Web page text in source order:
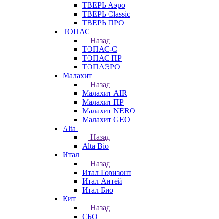
ТВЕРЬ Аэро
ТВЕРЬ Classic
ТВЕРЬ ПРО
ТОПАС
Назад
ТОПАС-С
ТОПАС ПР
ТОПАЭРО
Малахит
Назад
Малахит AIR
Малахит ПР
Малахит NERO
Малахит GEO
Alta
Назад
Alta Bio
Итал
Назад
Итал Горизонт
Итал Антей
Итал Био
Кит
Назад
СБО